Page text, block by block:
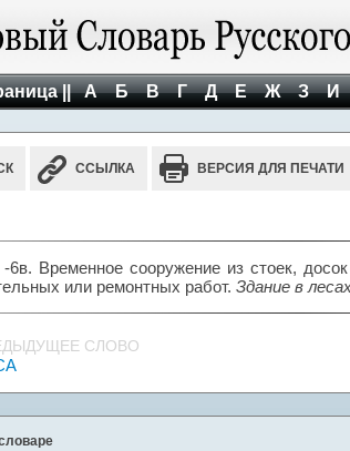
|| А Б В Г Д Е Ж З И
ССЫЛКА ВЕРСИЯ ДЛЯ ПЕЧАТИ
-6в. Временное сооружение из стоек,
или ремонтных работ. Здание в
СЛОВО